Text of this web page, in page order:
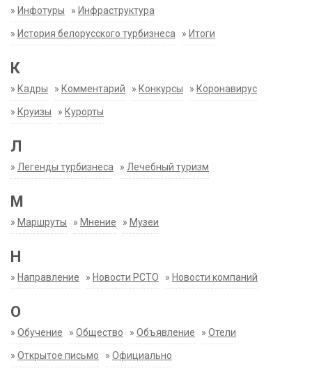
» Инфотуры » Инфраструктура
» История белорусского турбизнеса » Итоги
К
» Кадры » Комментарий » Конкурсы » Коронавирус
» Круизы » Курорты
Л
» Легенды турбизнеса » Лечебный туризм
М
» Маршруты » Мнение » Музеи
Н
» Направление » Новости РСТО » Новости компаний
О
» Обучение » Общество » Объявление » Отели
» Открытое письмо » Официально